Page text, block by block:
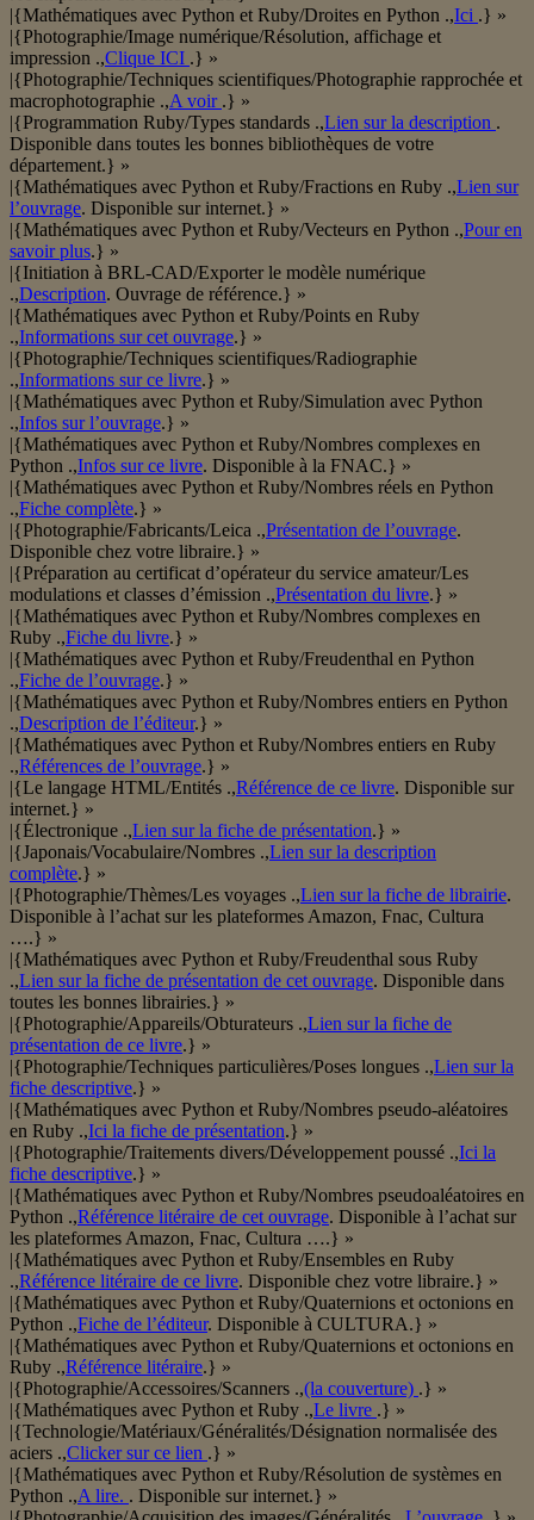
|{Mathématiques avec Python et Ruby/Droites en Python .,Ici .} »
|{Photographie/Image numérique/Résolution, affichage et
impression .,Clique ICI .} »
|{Photographie/Techniques scientifiques/Photographie rapprochée et
macrophotographie .,A voir .} »
|{Programmation Ruby/Types standards .,Lien sur la description .
Disponible dans toutes les bonnes bibliothèques de votre
département.} »
|{Mathématiques avec Python et Ruby/Fractions en Ruby .,Lien sur
l’ouvrage. Disponible sur internet.} »
|{Mathématiques avec Python et Ruby/Vecteurs en Python .,Pour en
savoir plus.} »
|{Initiation à BRL-CAD/Exporter le modèle numérique
.,Description. Ouvrage de référence.} »
|{Mathématiques avec Python et Ruby/Points en Ruby
.,Informations sur cet ouvrage.} »
|{Photographie/Techniques scientifiques/Radiographie
.,Informations sur ce livre.} »
|{Mathématiques avec Python et Ruby/Simulation avec Python
.,Infos sur l’ouvrage.} »
|{Mathématiques avec Python et Ruby/Nombres complexes en
Python .,Infos sur ce livre. Disponible à la FNAC.} »
|{Mathématiques avec Python et Ruby/Nombres réels en Python
.,Fiche complète.} »
|{Photographie/Fabricants/Leica .,Présentation de l’ouvrage.
Disponible chez votre libraire.} »
|{Préparation au certificat d’opérateur du service amateur/Les
modulations et classes d’émission .,Présentation du livre.} »
|{Mathématiques avec Python et Ruby/Nombres complexes en
Ruby .,Fiche du livre.} »
|{Mathématiques avec Python et Ruby/Freudenthal en Python
.,Fiche de l’ouvrage.} »
|{Mathématiques avec Python et Ruby/Nombres entiers en Python
.,Description de l’éditeur.} »
|{Mathématiques avec Python et Ruby/Nombres entiers en Ruby
.,Références de l’ouvrage.} »
|{Le langage HTML/Entités .,Référence de ce livre. Disponible sur
internet.} »
|{Électronique .,Lien sur la fiche de présentation.} »
|{Japonais/Vocabulaire/Nombres .,Lien sur la description
complète.} »
|{Photographie/Thèmes/Les voyages .,Lien sur la fiche de librairie.
Disponible à l’achat sur les plateformes Amazon, Fnac, Cultura
….} »
|{Mathématiques avec Python et Ruby/Freudenthal sous Ruby
.,Lien sur la fiche de présentation de cet ouvrage. Disponible dans
toutes les bonnes librairies.} »
|{Photographie/Appareils/Obturateurs .,Lien sur la fiche de
présentation de ce livre.} »
|{Photographie/Techniques particulières/Poses longues .,Lien sur la
fiche descriptive.} »
|{Mathématiques avec Python et Ruby/Nombres pseudo-aléatoires
en Ruby .,Ici la fiche de présentation.} »
|{Photographie/Traitements divers/Développement poussé .,Ici la
fiche descriptive.} »
|{Mathématiques avec Python et Ruby/Nombres pseudoaléatoires en
Python .,Référence litéraire de cet ouvrage. Disponible à l’achat sur
les plateformes Amazon, Fnac, Cultura ….} »
|{Mathématiques avec Python et Ruby/Ensembles en Ruby
.,Référence litéraire de ce livre. Disponible chez votre libraire.} »
|{Mathématiques avec Python et Ruby/Quaternions et octonions en
Python .,Fiche de l’éditeur. Disponible à CULTURA.} »
|{Mathématiques avec Python et Ruby/Quaternions et octonions en
Ruby .,Référence litéraire.} »
|{Photographie/Accessoires/Scanners .,(la couverture) .} »
|{Mathématiques avec Python et Ruby .,Le livre .} »
|{Technologie/Matériaux/Généralités/Désignation normalisée des
aciers .,Clicker sur ce lien .} »
|{Mathématiques avec Python et Ruby/Résolution de systèmes en
Python .,A lire. . Disponible sur internet.} »